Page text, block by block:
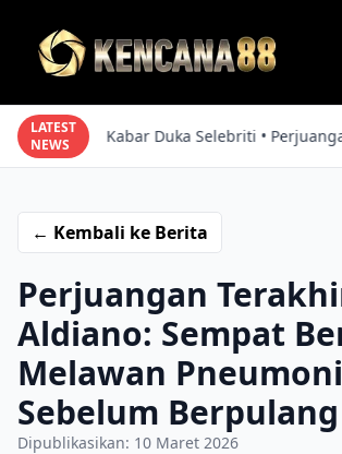
LATEST
NEWS
Kabar Duka Selebriti •
← Kembali ke Berita
Perjuangan
Aldiano: Sempat
Melawan
Sebelum Berpulang
Dipublikasikan: 10 Maret 2026